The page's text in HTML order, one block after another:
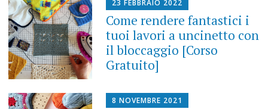
23 FEBBRAIO 2022
Come rendere fantastici i
tuoi lavori a uncinetto con
il bloccaggio [Corso
Gratuito]
8 NOVEMBRE 2021